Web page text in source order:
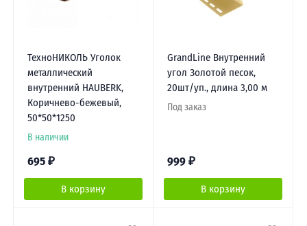
ТехноНИКОЛЬ Уголок
металлический
внутренний HAUBERK,
Коричнево-бежевый,
50*50*1250
В наличии
695 ₽
В корзину
GrandLine Внутренний
угол Золотой песок,
20шт/уп., длина 3,00 м
Под заказ
999 ₽
В корзину